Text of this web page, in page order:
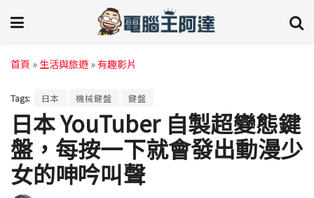
首頁 » 生活與旅遊 »有趣影片
Tags: 日本 機械鍵盤 鍵盤
日本 YouTuber 自製超變態鍵
盤，每按一下就會發出動漫少
女的呻吟叫聲